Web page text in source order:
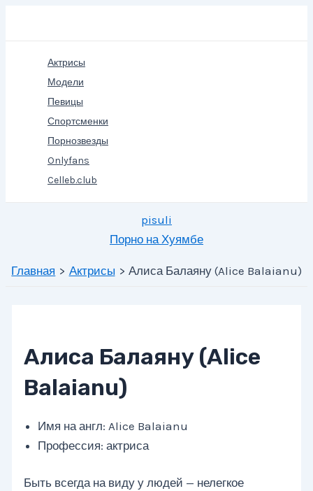
Актрисы
Модели
Певицы
Спортсменки
Порнозвезды
Onlyfans
Celleb.club
pisuli
Порно на Хуямбе
Главная Актрисы Алиса Балаяну (Alice Balaianu)
Алиса Балаяну (Alice
Balaianu)
Имя на англ: Alice Balaianu
Профессия: актриса
Быть всегда на виду у людей — нелегкое